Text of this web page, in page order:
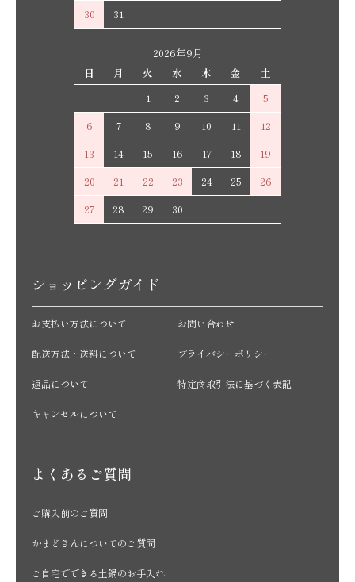
30
31
2026年9月
日
月 火 水 木 金
土
1
2 3 4
5
6
7 8 9 10 11
12
13
14 15 16 17 18
19
20
21 22 23 24 25
26
27
28 29 30
ショッピングガイド
お支払い方法について
配送方法・送料について
返品について
キャンセルについて
お問い合わせ
プライバシーポリシー
特定商取引法に基づく表記
よくあるご質問
ご購入前のご質問
かまどさんについてのご質問
ご自宅でできる土鍋のお手入れ